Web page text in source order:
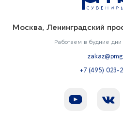
Москва, Ленинградский
Работаем в будние дни
+7 (495) 023-